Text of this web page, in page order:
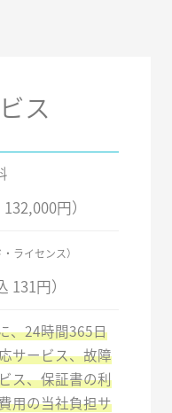
ス
円）
ライセンス）
131円）
、24時間365日
サービス、故障
ス、保証書の利
用の当社負担サ